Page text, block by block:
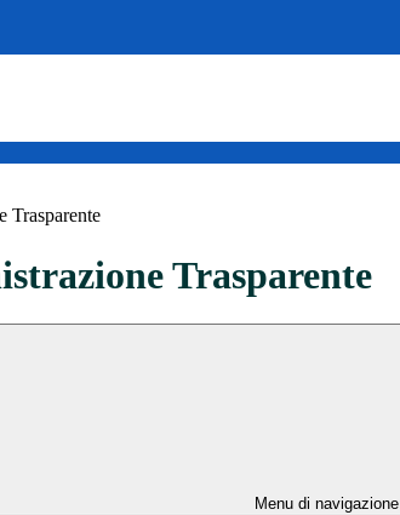
Trasparente
Trasparente
Menu di navigazione